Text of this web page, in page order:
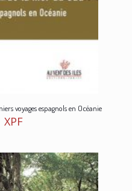
voyages espagnols en Océanie
XPF